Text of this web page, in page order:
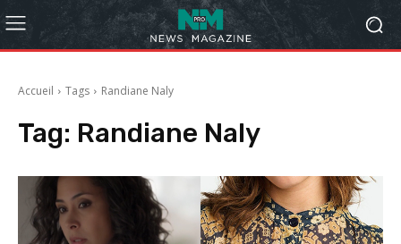
Accueil Tags Randiane Naly
Tag: Randiane Naly